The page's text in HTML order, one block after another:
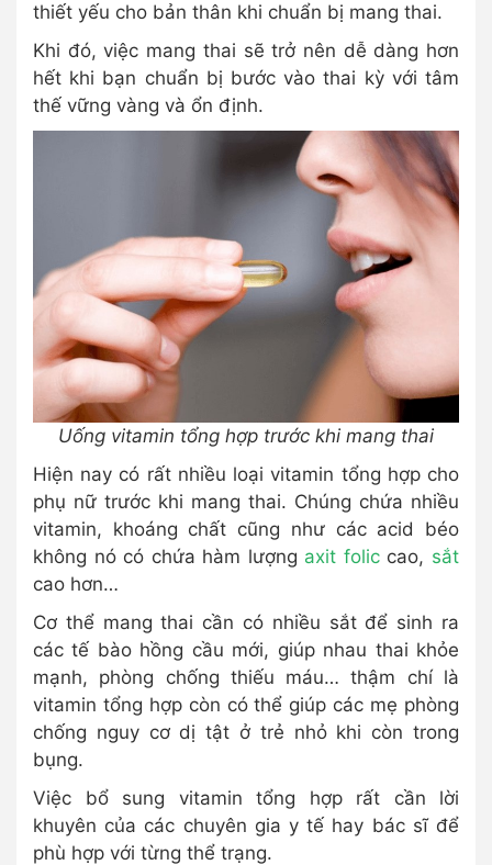
thiết yếu cho bản thân khi chuẩn bị mang thai.
Khi đó, việc mang thai sẽ trở nên dễ dàng hơn
hết khi bạn chuẩn bị bước vào thai kỳ với tâm
thế vững vàng và ổn định.
Uống vitamin tổng hợp trước khi mang thai
Hiện nay có rất nhiều loại vitamin tổng hợp cho
phụ nữ trước khi mang thai. Chúng chứa nhiều
vitamin, khoáng chất cũng như các acid béo
không nó có chứa hàm lượng axit foliccao, sắt
cao hơn…
Cơ thể mang thai cần có nhiều sắt để sinh ra
các tế bào hồng cầu mới, giúp nhau thai khỏe
mạnh, phòng chống thiếu máu… thậm chí là
vitamin tổng hợp còn có thể giúp các mẹ phòng
chống nguy cơ dị tật ở trẻ nhỏ khi còn trong
bụng.
Việc bổ sung vitamin tổng hợp rất cần lời
khuyên của các chuyên gia y tế hay bác sĩ để
phù hợp với từng thể trạng.